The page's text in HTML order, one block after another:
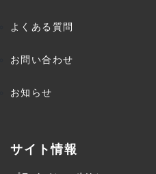
よくある質問
お問い合わせ
お知らせ
サイト情報